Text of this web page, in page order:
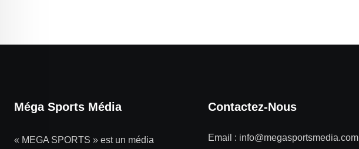
Méga Sports Média
« MEGA SPORTS » est un média
Contactez-Nous
Email : info@megasportsmedia.com